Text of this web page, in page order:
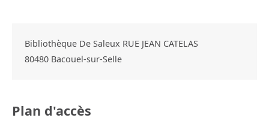
Bibliothèque De Saleux RUE JEAN CATELAS
80480 Bacouel-sur-Selle
Plan d'accès